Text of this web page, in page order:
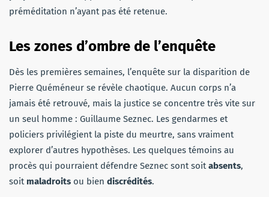
préméditation n’ayant pas été retenue.
Les zones d’ombre de l’enquête
Dès les premières semaines, l’enquête sur la disparition de
Pierre Quéméneur se révèle chaotique. Aucun corps n’a
jamais été retrouvé, mais la justice se concentre très vite sur
un seul homme : Guillaume Seznec. Les gendarmes et
policiers privilégient la piste du meurtre, sans vraiment
explorer d’autres hypothèses. Les quelques témoins au
procès qui pourraient défendre Seznec sont soitabsents,
soit maladroits ou bien discrédités.